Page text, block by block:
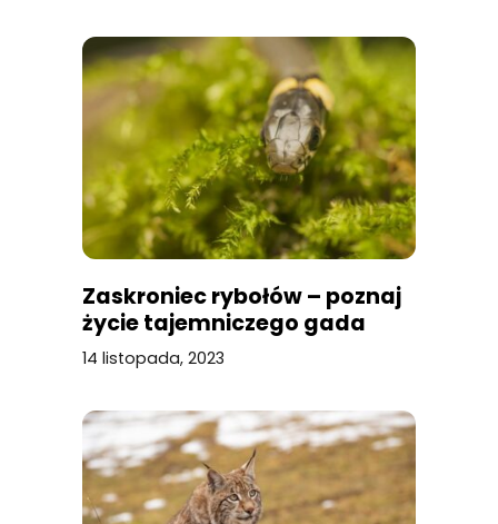
Zaskroniec rybołów – poznaj
życie tajemniczego gada
14 listopada, 2023